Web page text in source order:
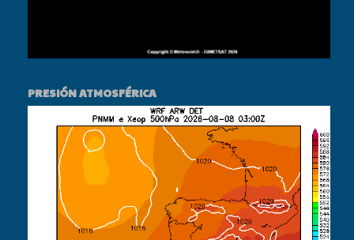
PRESIÓN ATMOSFÉRICA